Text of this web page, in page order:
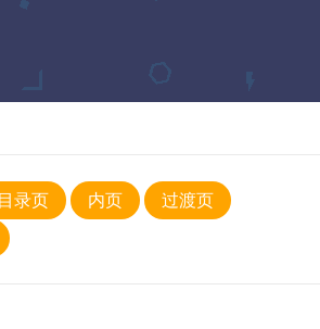
目录页 内页
过渡页